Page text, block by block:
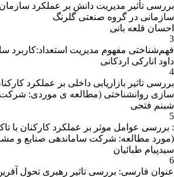
بررسی تأثیر مدیریت دانش بر عملکرد
سازمانی در گروه صنعتی گلرنگ
احسان قلعه بانی
3
فهم‌شناختی مفهوم مدیریت استعداد:کاربرد
داود انارکی اردکانی
4
بررسی تاثیر بازاریابی داخلی بر عملکرد
سازی روانشناختی (مطالعه ی موردی: شرکت
شبنم فتحی
5
: بررسی عوامل موثر بر عملکرد کارکنان با
(مورد مطالعه: شرکت ساماندهی صنایع و
سیدپیام طبائیان
6
عنوان فارسی: بررسی تاثیر رهبری تحول